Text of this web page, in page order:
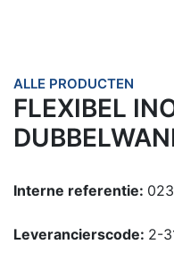
ALLE PRODUCTEN
FLEXIBEL
Interne referentie:
Leverancierscode: 2-